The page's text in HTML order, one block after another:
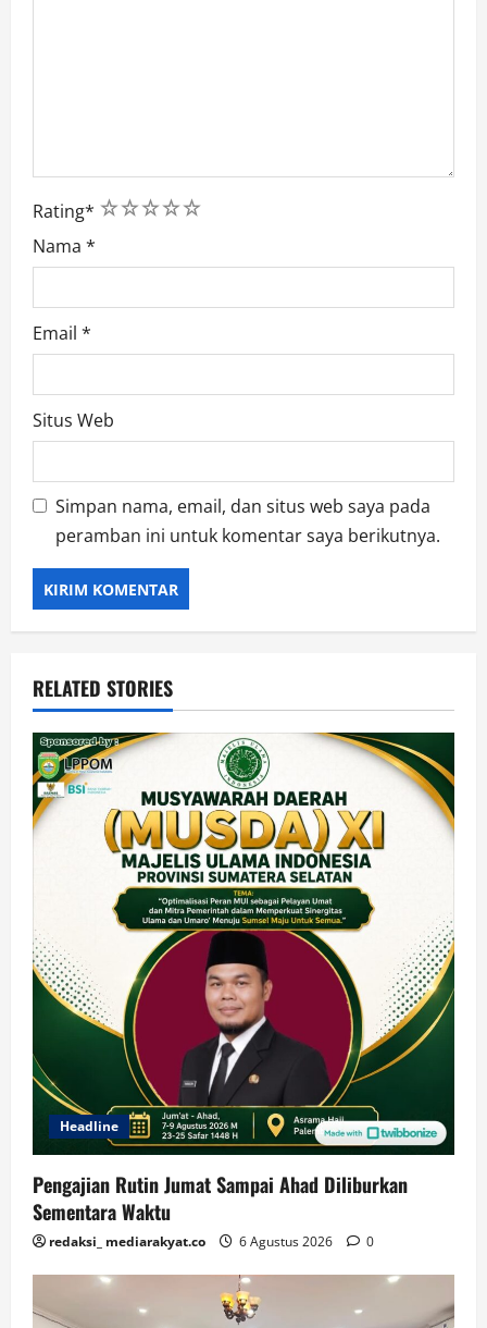
Rating* 5
4
3
2
1
Nama *
Email *
Situs Web
Simpan nama, email, dan situs web saya pada
peramban ini untuk komentar saya berikutnya.
RELATED STORIES
Headline
Pengajian Rutin Jumat Sampai Ahad Diliburkan
Sementara Waktu
redaksi_ mediarakyat.co 6 Agustus 2026 0